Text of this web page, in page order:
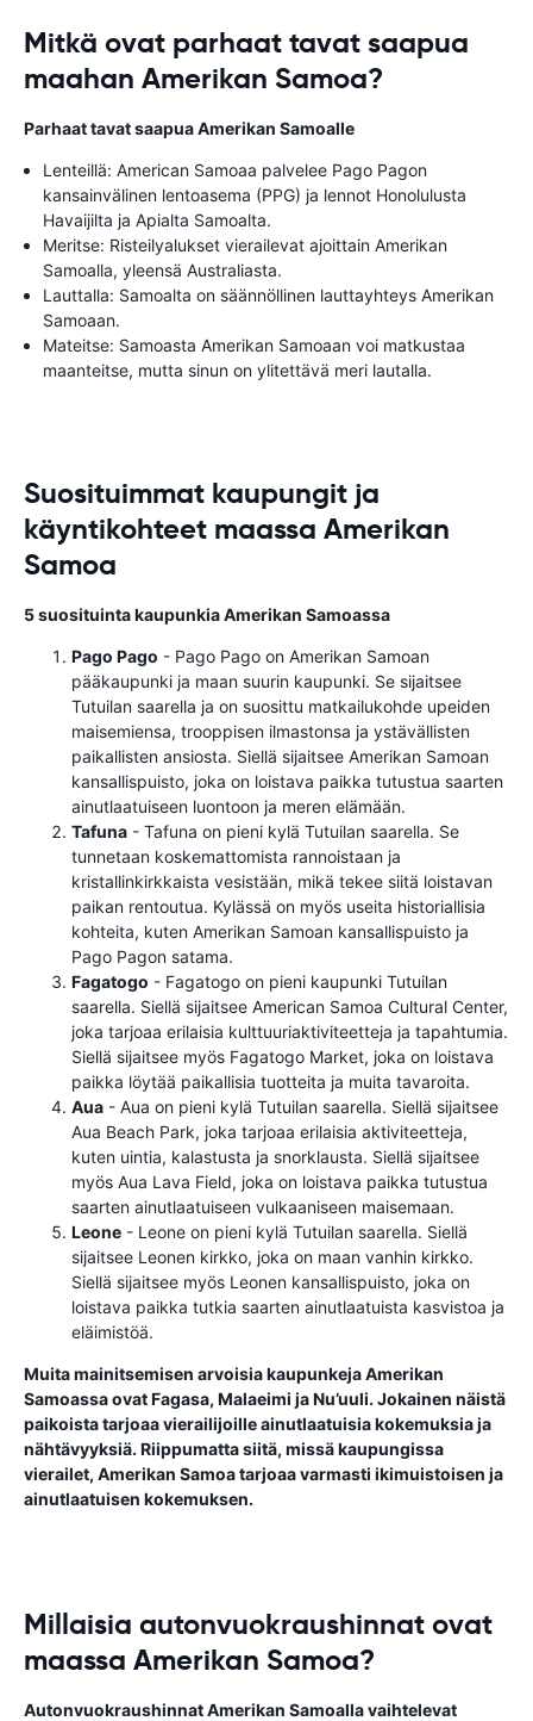
Mitkä ovat parhaat tavat saapua
maahan Amerikan Samoa?
Parhaat tavat saapua Amerikan Samoalle
Lenteillä: American Samoaa palvelee Pago Pagon
kansainvälinen lentoasema (PPG) ja lennot Honolulusta
Havaijilta ja Apialta Samoalta.
Meritse: Risteilyalukset vierailevat ajoittain Amerikan
Samoalla, yleensä Australiasta.
Lauttalla: Samoalta on säännöllinen lauttayhteys Amerikan
Samoaan.
Mateitse: Samoasta Amerikan Samoaan voi matkustaa
maanteitse, mutta sinun on ylitettävä meri lautalla.
Suosituimmat kaupungit ja
käyntikohteet maassa Amerikan
Samoa
5 suosituinta kaupunkia Amerikan Samoassa
Pago Pago - Pago Pago on Amerikan Samoan
pääkaupunki ja maan suurin kaupunki. Se sijaitsee
Tutuilan saarella ja on suosittu matkailukohde upeiden
maisemiensa, trooppisen ilmastonsa ja ystävällisten
paikallisten ansiosta. Siellä sijaitsee Amerikan Samoan
kansallispuisto, joka on loistava paikka tutustua saarten
ainutlaatuiseen luontoon ja meren elämään.
Tafuna - Tafuna on pieni kylä Tutuilan saarella. Se
tunnetaan koskemattomista rannoistaan ​​ja
kristallinkirkkaista vesistään, mikä tekee siitä loistavan
paikan rentoutua. Kylässä on myös useita historiallisia
kohteita, kuten Amerikan Samoan kansallispuisto ja
Pago Pagon satama.
Fagatogo - Fagatogo on pieni kaupunki Tutuilan
saarella. Siellä sijaitsee American Samoa Cultural Center,
joka tarjoaa erilaisia ​​kulttuuriaktiviteetteja ja tapahtumia.
Siellä sijaitsee myös Fagatogo Market, joka on loistava
paikka löytää paikallisia tuotteita ja muita tavaroita.
Aua - Aua on pieni kylä Tutuilan saarella. Siellä sijaitsee
Aua Beach Park, joka tarjoaa erilaisia ​​aktiviteetteja,
kuten uintia, kalastusta ja snorklausta. Siellä sijaitsee
myös Aua Lava Field, joka on loistava paikka tutustua
saarten ainutlaatuiseen vulkaaniseen maisemaan.
Leone - Leone on pieni kylä Tutuilan saarella. Siellä
sijaitsee Leonen kirkko, joka on maan vanhin kirkko.
Siellä sijaitsee myös Leonen kansallispuisto, joka on
loistava paikka tutkia saarten ainutlaatuista kasvistoa ja
eläimistöä.
Muita mainitsemisen arvoisia kaupunkeja Amerikan
Samoassa ovat Fagasa, Malaeimi ja Nu’uuli. Jokainen näistä
paikoista tarjoaa vierailijoille ainutlaatuisia kokemuksia ja
nähtävyyksiä. Riippumatta siitä, missä kaupungissa
vierailet, Amerikan Samoa tarjoaa varmasti ikimuistoisen ja
ainutlaatuisen kokemuksen.
Millaisia autonvuokraushinnat ovat
maassa Amerikan Samoa?
Autonvuokraushinnat Amerikan Samoalla vaihtelevat